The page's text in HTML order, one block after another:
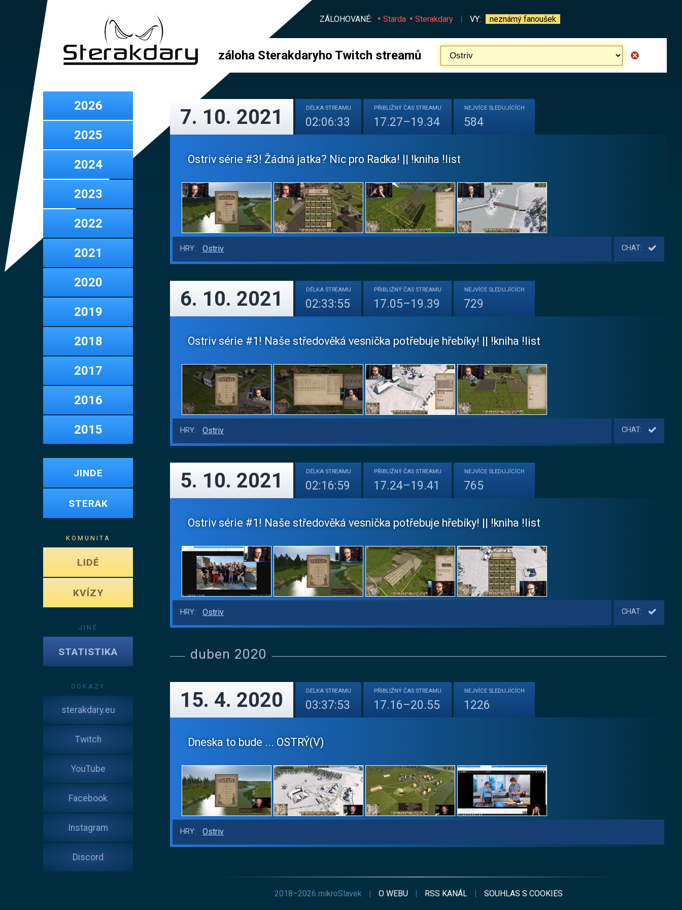
ZÁLOHOVANÉ: Starda Sterakdary | VY: neznámý fanoušek
záloha Sterakdaryho Twitch streamů
2026
2025
2024
2023
2022
2021
2020
2019
2018
2017
2016
2015
JINDE
STERAK
KOMUNITA
LIDÉ
KVÍZY
JINÉ
STATISTIKA
ODKAZY
sterakdary.eu
Twitch
YouTube
Facebook
Instagram
Discord
7. 10. 2021 DÉLKA STREAMU
02:06:33
PŘIBLIŽNÝ ČAS STREAMU
17.27–19.34
NEJVÍCE SLEDUJÍCÍCH
584
Ostriv série #3! Žádná jatka? Nic pro Radka! || !kniha !list
HRY: Ostriv CHAT:
6. 10. 2021 DÉLKA STREAMU
02:33:55
PŘIBLIŽNÝ ČAS STREAMU
17.05–19.39
NEJVÍCE SLEDUJÍCÍCH
729
Ostriv série #1! Naše středověká vesnička potřebuje hřebíky! || !kniha !list
HRY: Ostriv CHAT:
5. 10. 2021 DÉLKA STREAMU
02:16:59
PŘIBLIŽNÝ ČAS STREAMU
17.24–19.41
NEJVÍCE SLEDUJÍCÍCH
765
Ostriv série #1! Naše středověká vesnička potřebuje hřebíky! || !kniha !list
HRY: Ostriv CHAT:
duben 2020
15. 4. 2020 DÉLKA STREAMU
03:37:53
PŘIBLIŽNÝ ČAS STREAMU
17.16–20.55
NEJVÍCE SLEDUJÍCÍCH
1226
Dneska to bude ... OSTRÝ(V)
HRY: Ostriv
2018–2026 mikroSlavek | O WEBU | RSS KANÁL | SOUHLAS S COOKIES